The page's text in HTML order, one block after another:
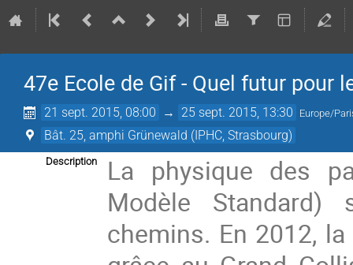
47e Ecole de Gif - Quel futur pour
21 sept. 2015, 08:00 → 25 sept. 2015, 13:30 Europe/
Bât. 25, amphi Grünewald (IPHC, Strasbourg)
Description
La physique des
Modèle
chemins. En 2012,